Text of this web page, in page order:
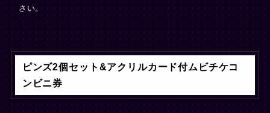
さい。
ピンズ2個セット&アクリルカード付ムビチケコ
ンビニ券